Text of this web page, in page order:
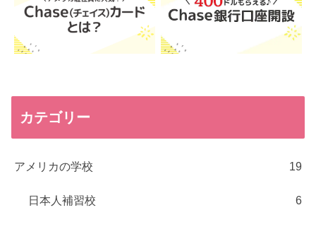
カテゴリー
アメリカの学校 19
日本人補習校 6